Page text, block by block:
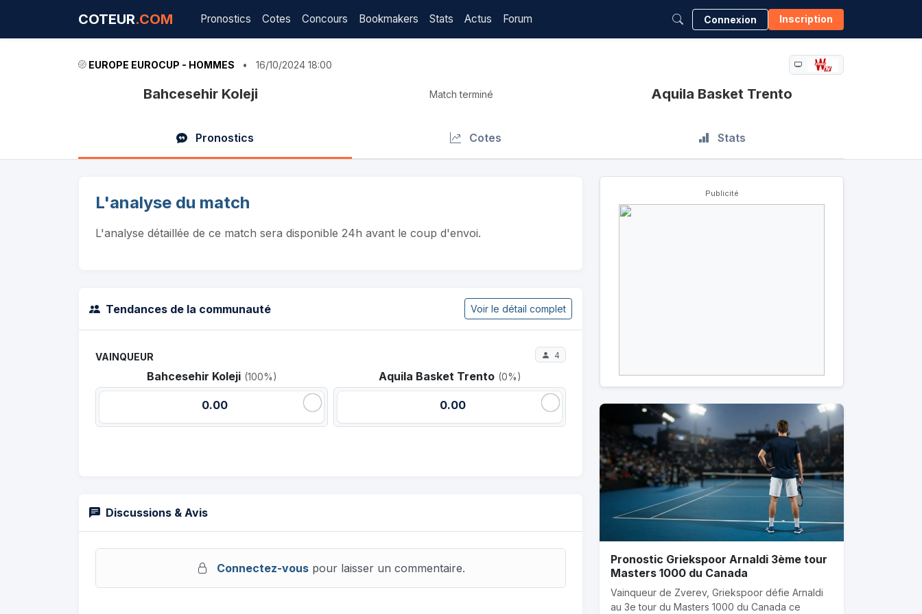
COTEUR.COM Pronostics Cotes Concours Bookmakers Stats Actus Forum Connexion Inscription
EUROPE EUROCUP - HOMMES • 16/10/2024 18:00
Bahcesehir Koleji Match terminé Aquila Basket Trento
Pronostics Cotes Stats
L'analyse du match
L'analyse détaillée de ce match sera disponible 24h avant le coup d'envoi.
Tendances de la communauté Voir le détail complet
VAINQUEUR 4
Bahcesehir Koleji (100%)
0.00
Aquila Basket Trento (0%)
0.00
Discussions & Avis
Connectez-vouspour laisser un commentaire.
Publicité
Pronostic Griekspoor Arnaldi 3ème tour
Masters 1000 du Canada
Vainqueur de Zverev, Griekspoor défie Arnaldi
au 3e tour du Masters 1000 du Canada ce